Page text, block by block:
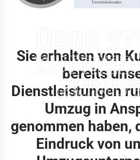
Sie erhalten von
bereits
Dienstleistungen
Umzug in
genommen haben,
Eindruck von